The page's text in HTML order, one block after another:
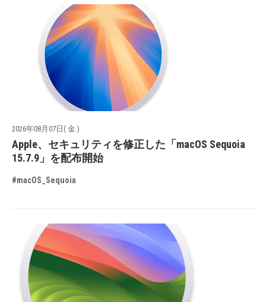
2026年08月07日( 金 )
Apple、セキュリティを修正した「macOS Sequoia
15.7.9」を配布開始
#macOS_Sequoia